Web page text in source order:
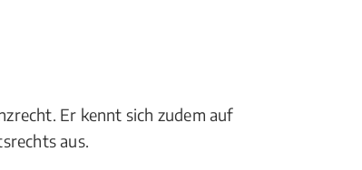
Er kennt sich zudem auf
aus.